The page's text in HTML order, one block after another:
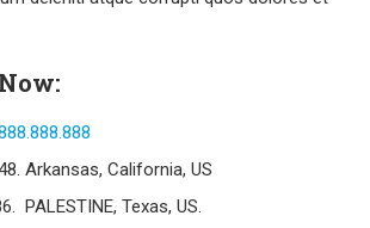
Arkansas, California, US
PALESTINE, Texas, US.